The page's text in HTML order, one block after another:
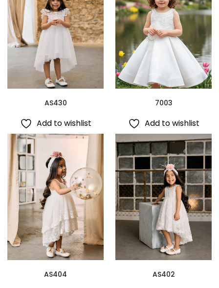
AS430
Add to wishlist
7003
Add to wishlist
AS404 AS402